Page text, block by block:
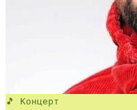
🎵 Концерт